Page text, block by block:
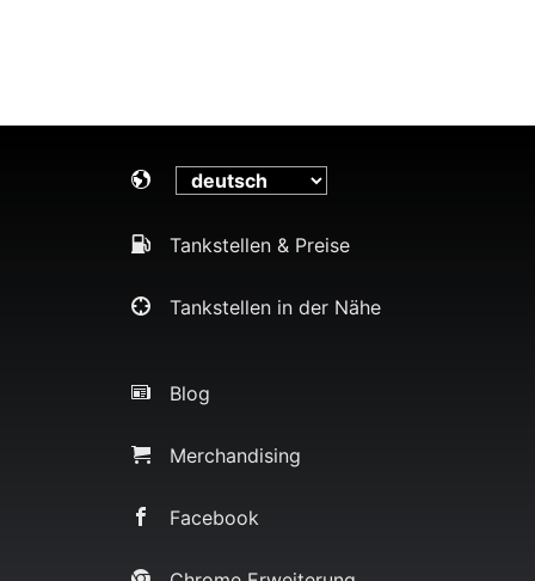
Tankstellen & Preise
Tankstellen in der Nähe
Blog
Merchandising
Facebook